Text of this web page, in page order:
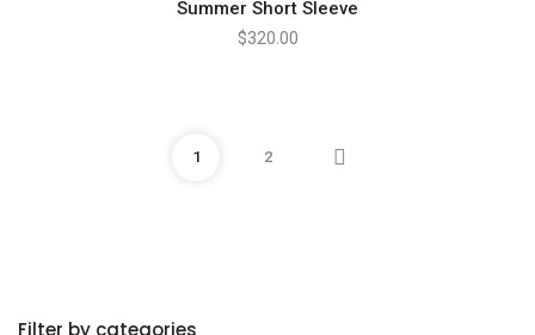
Summer Short Sleeve
$320.00
1 2
Filter by categories